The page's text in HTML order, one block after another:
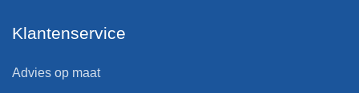
Klantenservice
Advies op maat